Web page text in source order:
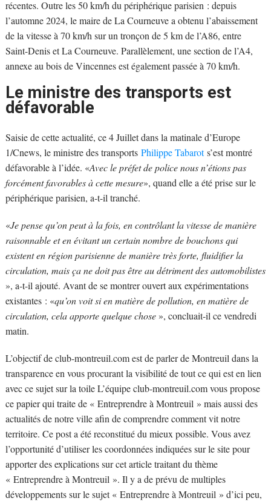
récentes. Outre les 50 km/h du périphérique parisien : depuis
l’automne 2024, le maire de La Courneuve a obtenu l’abaissement
de la vitesse à 70 km/h sur un tronçon de 5 km de l’A86, entre
Saint-Denis et La Courneuve. Parallèlement, une section de l’A4,
annexe au bois de Vincennes est également passée à 70 km/h.
Le ministre des transports est
défavorable
Saisie de cette actualité, ce 4 Juillet dans la matinale d’Europe
1/Cnews, le ministre des transports Philippe Tabarots’est montré
défavorable à l’idée. «Avec le préfet de police nous n’étions pas
forcément favorables à cette mesure», quand elle a été prise sur le
périphérique parisien, a-t-il tranché.
«Je pense qu’on peut à la fois, en contrôlant la vitesse de manière
raisonnable et en évitant un certain nombre de bouchons qui
existent en région parisienne de manière très forte, fluidifier la
circulation, mais ça ne doit pas être au détriment des automobilistes
», a-t-il ajouté. Avant de se montrer ouvert aux expérimentations
existantes : «qu’on voit si en matière de pollution, en matière de
circulation, cela apporte quelque chose », concluait-il ce vendredi
matin.
L’objectif de club-montreuil.com est de parler de Montreuil dans la
transparence en vous procurant la visibilité de tout ce qui est en lien
avec ce sujet sur la toile L’équipe club-montreuil.com vous propose
ce papier qui traite de « Entreprendre à Montreuil » mais aussi des
actualités de notre ville afin de comprendre comment vit notre
territoire. Ce post a été reconstitué du mieux possible. Vous avez
l’opportunité d’utiliser les coordonnées indiquées sur le site pour
apporter des explications sur cet article traitant du thème
« Entreprendre à Montreuil ». Il y a de prévu de multiples
développements sur le sujet « Entreprendre à Montreuil » d’ici peu,